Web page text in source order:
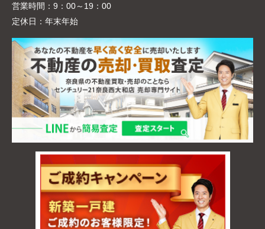
営業時間： 9：00～19：00
定休日： 年末年始